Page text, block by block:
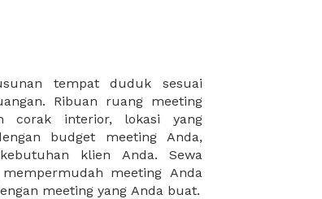
meeting yang Anda buat.